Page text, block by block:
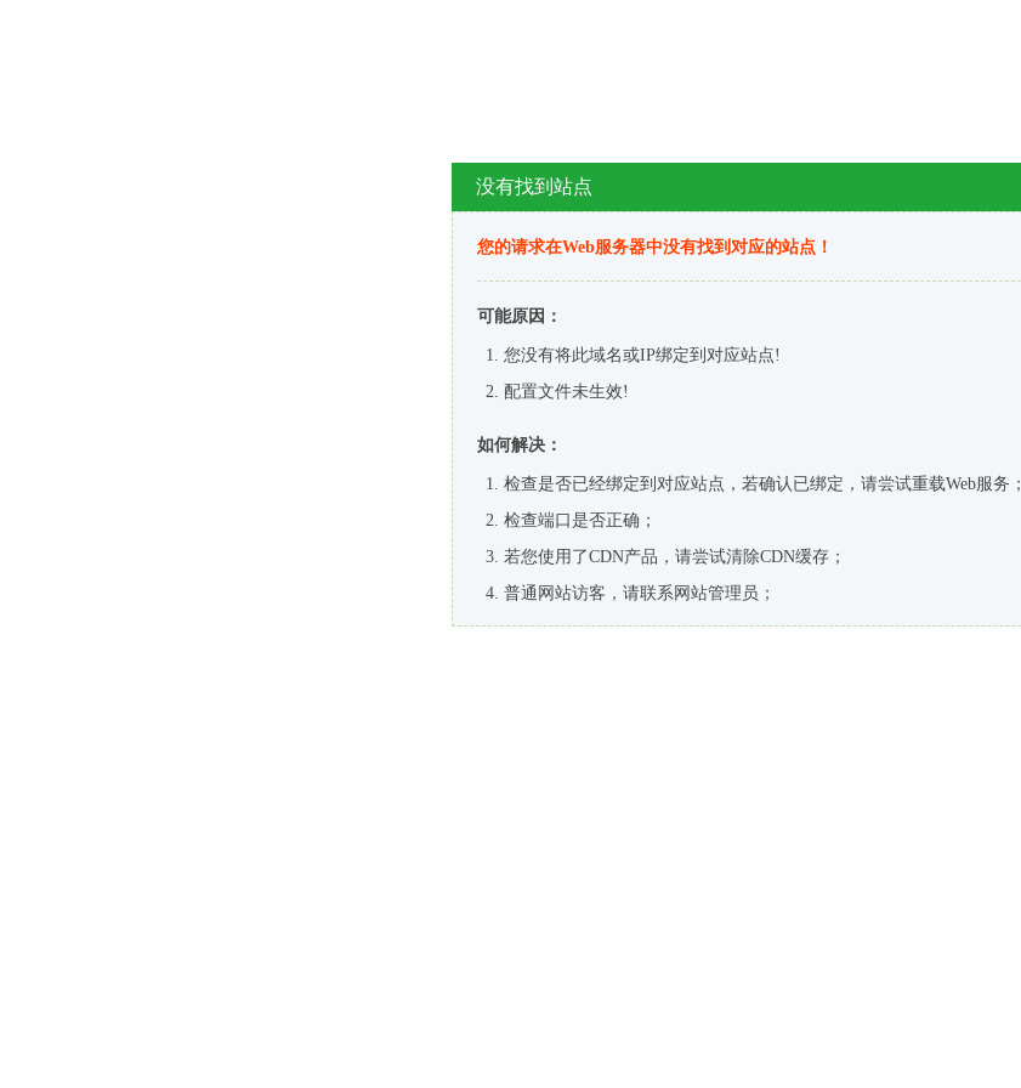
没有找到站点
您的请求在Web服务器中没有找到对应的站点！
可能原因：
您没有将此域名或IP绑定到对应站点!
配置文件未生效!
如何解决：
检查是否已经绑定到对应站点，若确认已绑定，请尝试重载Web服务；
检查端口是否正确；
若您使用了CDN产品，请尝试清除CDN缓存；
普通网站访客，请联系网站管理员；